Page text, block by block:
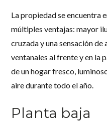
La propiedad se encuentra
múltiples ventajas: mayor
cruzada y una sensación de
ventanales al frente y en la
de un hogar fresco,
aire durante todo el año.
Planta baja